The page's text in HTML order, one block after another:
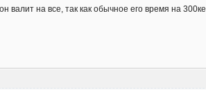
валит на все, так как обычное его время на 300ке